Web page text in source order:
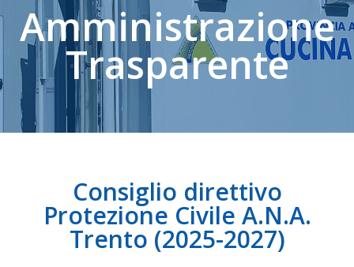
Amministrazione
Trasparente
Consiglio direttivo
Protezione Civile A.N.A.
Trento (2025-2027)